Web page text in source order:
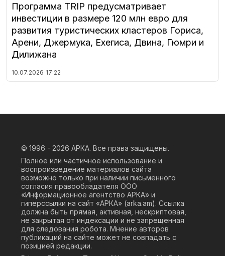
Программа TRIP предусматривает
инвестиции в размере 120 млн евро для
развития туристических кластеров Гориса,
Арени, Джермука, Ехегиса, Двина, Гюмри и
Дилижана
10.07.2026 17:22
© 1996 - 2026 АРКА. Все права защищены.
Полное или частичное использование и
воспроизведение материалов сайта
возможно только при наличии письменного
согласия правообладателя ООО
«Информационное агентство АРКА» и
гиперссылки на сайт «АРКА» (arka.am). Ссылка
должна быть прямая, активная, нескриптовая,
не закрытая от индексации и не запрещенная
для следования робота. Мнение авторов
публикаций на сайте может не совпадать с
позицией редакции.